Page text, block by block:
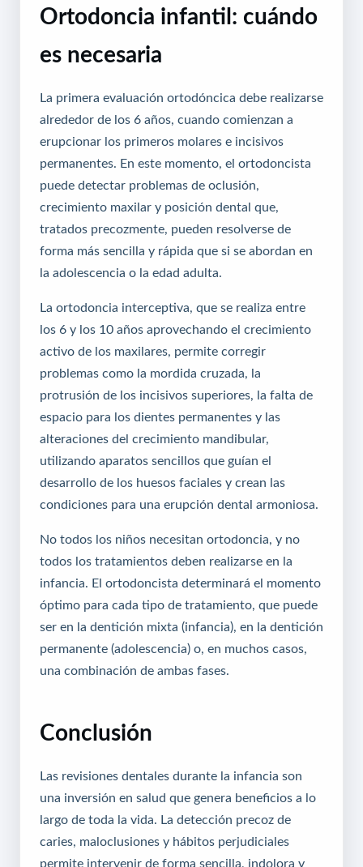
Ortodoncia infantil: cuándo
es necesaria
La primera evaluación ortodóncica debe realizarse
alrededor de los 6 años, cuando comienzan a
erupcionar los primeros molares e incisivos
permanentes. En este momento, el ortodoncista
puede detectar problemas de oclusión,
crecimiento maxilar y posición dental que,
tratados precozmente, pueden resolverse de
forma más sencilla y rápida que si se abordan en
la adolescencia o la edad adulta.
La ortodoncia interceptiva, que se realiza entre
los 6 y los 10 años aprovechando el crecimiento
activo de los maxilares, permite corregir
problemas como la mordida cruzada, la
protrusión de los incisivos superiores, la falta de
espacio para los dientes permanentes y las
alteraciones del crecimiento mandibular,
utilizando aparatos sencillos que guían el
desarrollo de los huesos faciales y crean las
condiciones para una erupción dental armoniosa.
No todos los niños necesitan ortodoncia, y no
todos los tratamientos deben realizarse en la
infancia. El ortodoncista determinará el momento
óptimo para cada tipo de tratamiento, que puede
ser en la dentición mixta (infancia), en la dentición
permanente (adolescencia) o, en muchos casos,
una combinación de ambas fases.
Conclusión
Las revisiones dentales durante la infancia son
una inversión en salud que genera beneficios a lo
largo de toda la vida. La detección precoz de
caries, maloclusiones y hábitos perjudiciales
permite intervenir de forma sencilla, indolora y